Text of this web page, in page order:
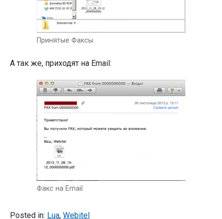
Принятые Факсы
А так же, приходят на Email:
Факс на Email
Posted in: Lua, Webitel